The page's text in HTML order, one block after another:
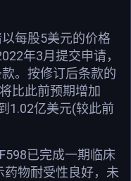
每股5美元的价格
年3月提交申请，
。按修订后条款的
比此前预期增加
1.02亿美元(较此前
已完成一期临床
物耐受性良好，未